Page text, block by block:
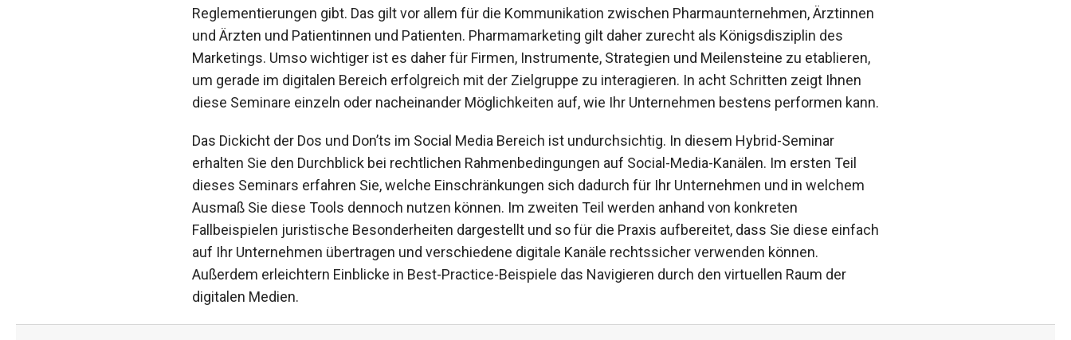
Reglementierungen gibt. Das gilt vor allem für die Kommunikation zwischen Pharmaunternehmen, Ärztinnen
und Ärzten und Patientinnen und Patienten. Pharmamarketing gilt daher zurecht als Königsdisziplin des
Marketings. Umso wichtiger ist es daher für Firmen, Instrumente, Strategien und Meilensteine zu etablieren,
um gerade im digitalen Bereich erfolgreich mit der Zielgruppe zu interagieren. In acht Schritten zeigt Ihnen
diese Seminare einzeln oder nacheinander Möglichkeiten auf, wie Ihr Unternehmen bestens performen kann.
Das Dickicht der Dos und Don’ts im Social Media Bereich ist undurchsichtig. In diesem Hybrid-Seminar
erhalten Sie den Durchblick bei rechtlichen Rahmenbedingungen auf Social-Media-Kanälen. Im ersten Teil
dieses Seminars erfahren Sie, welche Einschränkungen sich dadurch für Ihr Unternehmen und in welchem
Ausmaß Sie diese Tools dennoch nutzen können. Im zweiten Teil werden anhand von konkreten
Fallbeispielen juristische Besonderheiten dargestellt und so für die Praxis aufbereitet, dass Sie diese einfach
auf Ihr Unternehmen übertragen und verschiedene digitale Kanäle rechtssicher verwenden können.
Außerdem erleichtern Einblicke in Best-Practice-Beispiele das Navigieren durch den virtuellen Raum der
digitalen Medien.